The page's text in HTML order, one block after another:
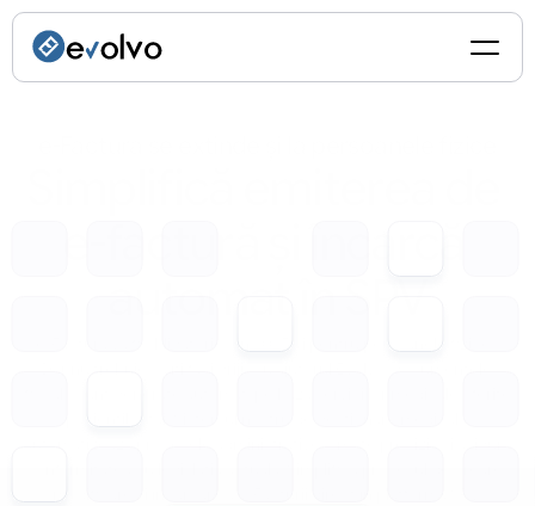
automat în SPV